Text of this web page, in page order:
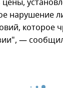
нарушение
которое
—